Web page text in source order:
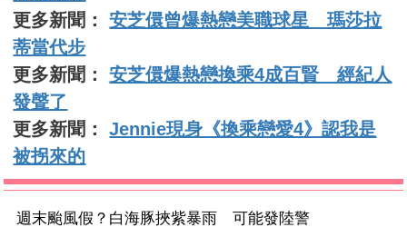
更多新聞：安芝儇曾爆熱戀美職球星 瑪莎拉
蒂當代步
更多新聞：安芝儇爆熱戀換乘4成百賢 經紀人
發聲了
更多新聞：Jennie現身《換乘戀愛4》認我是
被拐來的
週末颱風假？白海豚挾紫暴雨 可能發陸警